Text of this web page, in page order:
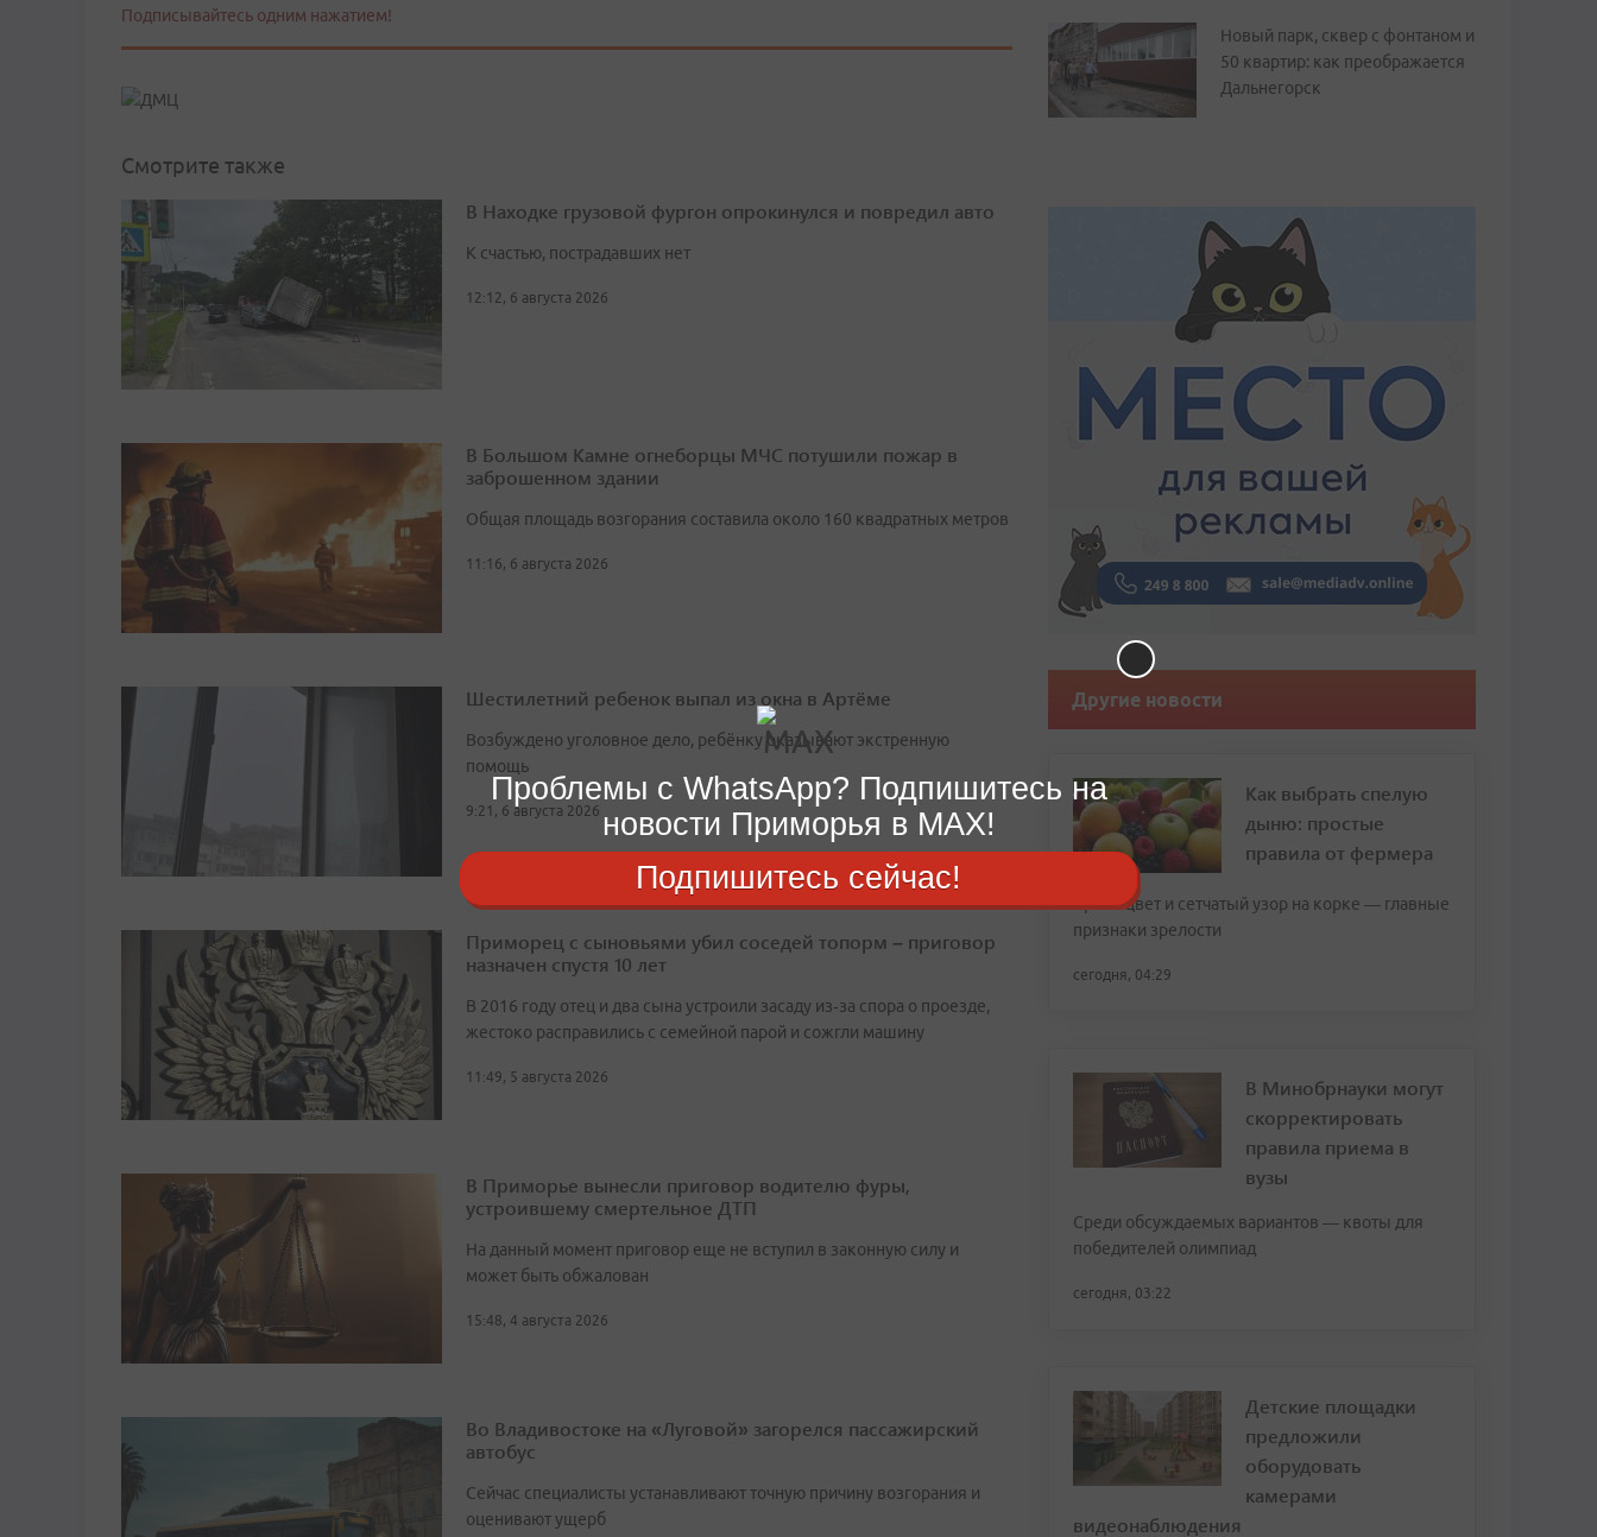
Подписывайтесь одним нажатием!
Смотрите также
В Находке грузовой фургон опрокинулся и повредил авто
К счастью, пострадавших нет
12:12, 6 августа 2026
В Большом Камне огнеборцы МЧС потушили пожар в
заброшенном здании
Общая площадь возгорания составила около 160 квадратных метров
11:16, 6 августа 2026
Шестилетний ребенок выпал из окна в Артёме
Возбуждено уголовное дело, ребёнку оказывают экстренную
помощь
9:21, 6 августа 2026
Приморец с сыновьями убил соседей топорм – приговор
назначен спустя 10 лет
В 2016 году отец и два сына устроили засаду из‑за спора о проезде,
жестоко расправились с семейной парой и сожгли машину
11:49, 5 августа 2026
В Приморье вынесли приговор водителю фуры,
устроившему смертельное ДТП
На данный момент приговор еще не вступил в законную силу и
может быть обжалован
15:48, 4 августа 2026
Во Владивостоке на «Луговой» загорелся пассажирский
автобус
Сейчас специалисты устанавливают точную причину возгорания и
оценивают ущерб
Новый парк, сквер с фонтаном и
50 квартир: как преображается
Дальнегорск
Другие новости
Как выбрать спелую
дыню: простые
правила от фермера
Яркий цвет и сетчатый узор на корке — главные
признаки зрелости
сегодня, 04:29
В Минобрнауки могут
скорректировать
правила приема в
вузы
Среди обсуждаемых вариантов — квоты для
победителей олимпиад
сегодня, 03:22
Детские площадки
предложили
оборудовать
камерами
видеонаблюдения
Проблемы с WhatsApp? Подпишитесь на
новости Приморья в MAX!
Подпишитесь сейчас!